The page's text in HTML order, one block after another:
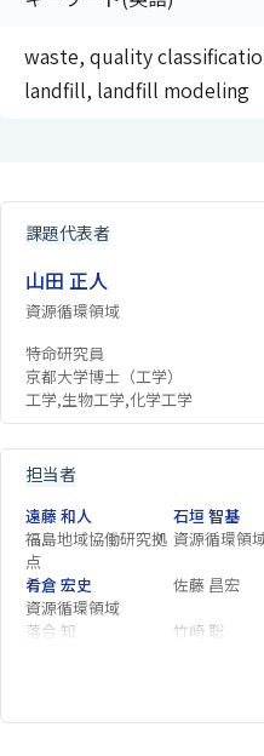
waste, quality
landfill, landfill modeling
課題代表者
山田 正人
資源循環領域
特命研究員
京都大学博士（工学）
工学,生物工学,化学工学
担当者
遠藤 和人
福島地域協働研究拠
点
石垣 智基
資源循環領
肴倉 宏史
資源循環領域
佐藤 昌宏
落合 知
竹崎 聡